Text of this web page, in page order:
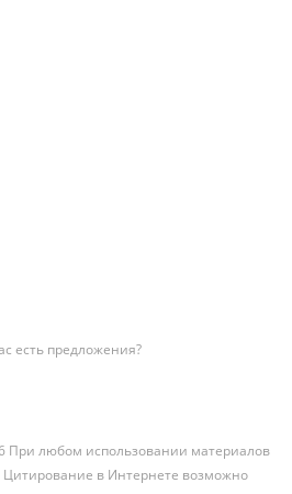
есть предложения?
любом использовании материалов
Цитирование в Интернете возможно